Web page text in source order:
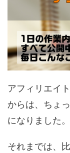
アフィリエイ
からは、ちょ
になりました。
それまでは、